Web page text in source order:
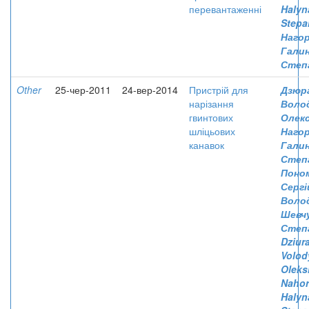
перевантаженні
Other
25-чер-2011 24-вер-2014
Пристрій для
нарізання
гвинтових
шліцьових
канавок